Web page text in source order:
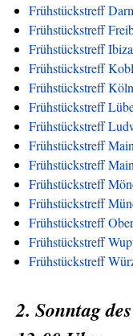
Frühstückstreff
Frühstückstreff
Frühstückstreff Ibiza
Frühstückstreff
Frühstückstreff Köln
Frühstückstreff
Frühstückstreff
Frühstückstreff
Frühstückstreff
Frühstückstreff
Frühstückstreff
Frühstückstreff
Frühstückstreff
Frühstückstreff
2. Sonntag